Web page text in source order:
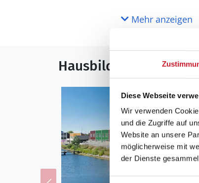
Diese Webseite
Wir verwenden
und die Zugriffe auf
Website an unsere
möglicherweise mit
der Dienste
Mehr anzeigen
Hausbilder